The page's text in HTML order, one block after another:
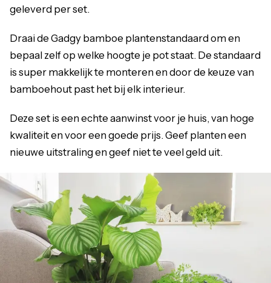
geleverd per set.
Draai de Gadgy bamboe plantenstandaard om en
bepaal zelf op welke hoogte je pot staat. De standaard
is super makkelijk te monteren en door de keuze van
bamboehout past het bij elk interieur.
Deze set is een echte aanwinst voor je huis, van hoge
kwaliteit en voor een goede prijs. Geef planten een
nieuwe uitstraling en geef niet te veel geld uit.